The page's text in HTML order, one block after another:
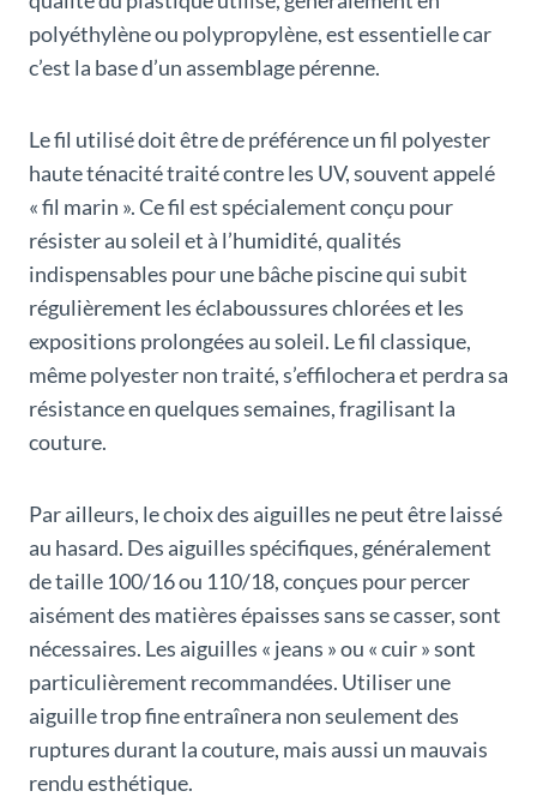
polyéthylène ou polypropylène, est essentielle car
c’est la base d’un assemblage pérenne.
Le fil utilisé doit être de préférence un fil polyester
haute ténacité traité contre les UV, souvent appelé
« fil marin ». Ce fil est spécialement conçu pour
résister au soleil et à l’humidité, qualités
indispensables pour une bâche piscine qui subit
régulièrement les éclaboussures chlorées et les
expositions prolongées au soleil. Le fil classique,
même polyester non traité, s’effilochera et perdra sa
résistance en quelques semaines, fragilisant la
couture.
Par ailleurs, le choix des aiguilles ne peut être laissé
au hasard. Des aiguilles spécifiques, généralement
de taille 100/16 ou 110/18, conçues pour percer
aisément des matières épaisses sans se casser, sont
nécessaires. Les aiguilles « jeans » ou « cuir » sont
particulièrement recommandées. Utiliser une
aiguille trop fine entraînera non seulement des
ruptures durant la couture, mais aussi un mauvais
rendu esthétique.